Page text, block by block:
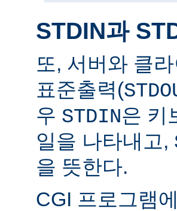
STDIN과
또, 서버와 클
표준출력(
우 STDIN은 키
일을 나타내고,
을 뜻한다.
CGI 프로그램